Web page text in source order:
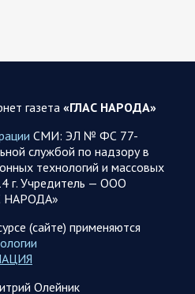
«Север», «Запад», «Центр»,
от Минобороны РФ 8
взяла под контроль населенный
области. Российские
сутки поразили…
удары по объектам в 8
газета «ГЛАС НАРОДА»
СМИ: ЭЛ № ФС 77-
службой по надзору в
технологий и массовых
г. Учредитель — ООО
НАРОДА»
(сайте) применяются
Олейник